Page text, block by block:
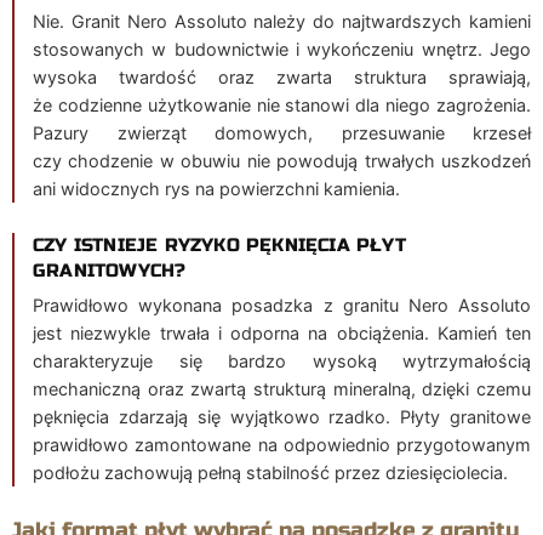
Nie. Granit Nero Assoluto należy do najtwardszych kamieni
stosowanych w budownictwie i wykończeniu wnętrz. Jego
wysoka twardość oraz zwarta struktura sprawiają,
że codzienne użytkowanie nie stanowi dla niego zagrożenia.
Pazury zwierząt domowych, przesuwanie krzeseł
czy chodzenie w obuwiu nie powodują trwałych uszkodzeń
ani widocznych rys na powierzchni kamienia.
CZY ISTNIEJE RYZYKO PĘKNIĘCIA PŁYT
GRANITOWYCH?
Prawidłowo wykonana posadzka z granitu Nero Assoluto
jest niezwykle trwała i odporna na obciążenia. Kamień ten
charakteryzuje się bardzo wysoką wytrzymałością
mechaniczną oraz zwartą strukturą mineralną, dzięki czemu
pęknięcia zdarzają się wyjątkowo rzadko. Płyty granitowe
prawidłowo zamontowane na odpowiednio przygotowanym
podłożu zachowują pełną stabilność przez dziesięciolecia.